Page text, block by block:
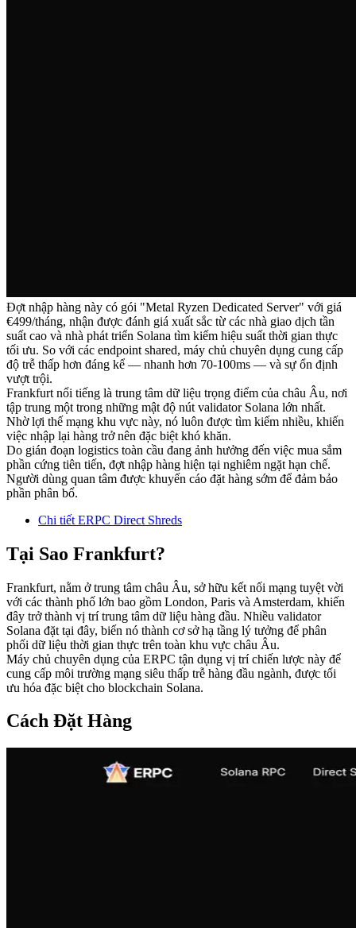
Đợt nhập hàng này có gói "Metal Ryzen Dedicated Server" với giá
€499/tháng, nhận được đánh giá xuất sắc từ các nhà giao dịch tần
suất cao và nhà phát triển Solana tìm kiếm hiệu suất thời gian thực
tối ưu. So với các endpoint shared, máy chủ chuyên dụng cung cấp
độ trễ thấp hơn đáng kể — nhanh hơn 70-100ms — và sự ổn định
vượt trội.
Frankfurt nổi tiếng là trung tâm dữ liệu trọng điểm của châu Âu, nơi
tập trung một trong những mật độ nút validator Solana lớn nhất.
Nhờ lợi thế mạng khu vực này, nó luôn được tìm kiếm nhiều, khiến
việc nhập lại hàng trở nên đặc biệt khó khăn.
Do gián đoạn logistics toàn cầu đang ảnh hưởng đến việc mua sắm
phần cứng tiên tiến, đợt nhập hàng hiện tại nghiêm ngặt hạn chế.
Người dùng quan tâm được khuyến cáo đặt hàng sớm để đảm bảo
phần phân bổ.
Chi tiết ERPC Direct Shreds
Tại Sao Frankfurt?
Frankfurt, nằm ở trung tâm châu Âu, sở hữu kết nối mạng tuyệt vời
với các thành phố lớn bao gồm London, Paris và Amsterdam, khiến
đây trở thành vị trí trung tâm dữ liệu hàng đầu. Nhiều validator
Solana đặt tại đây, biến nó thành cơ sở hạ tầng lý tưởng để phân
phối dữ liệu thời gian thực trên toàn khu vực châu Âu.
Máy chủ chuyên dụng của ERPC tận dụng vị trí chiến lược này để
cung cấp môi trường mạng siêu thấp trễ hàng đầu ngành, được tối
ưu hóa đặc biệt cho blockchain Solana.
Cách Đặt Hàng